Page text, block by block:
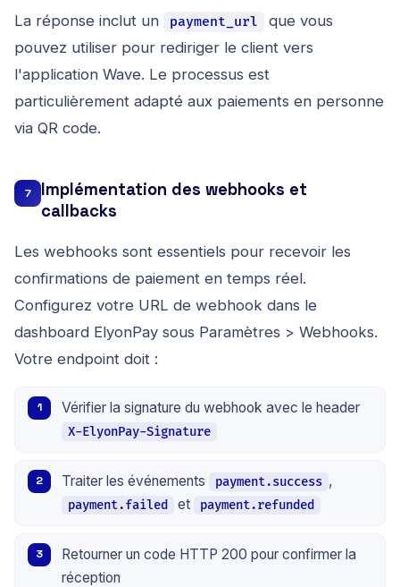
La réponse inclut un payment_url
que vous
pouvez utiliser pour rediriger le client vers
l'application Wave. Le processus est
particulièrement adapté aux paiements en personne
via QR code.
7
Implémentation des webhooks et
callbacks
Les webhooks sont essentiels pour recevoir les
confirmations de paiement en temps réel.
Configurez votre URL de webhook dans le
dashboard ElyonPay sous Paramètres > Webhooks.
Votre endpoint doit :
Vérifier la signature du webhook avec le header
X-ElyonPay-Signature
Traiter les événements payment.success ,
payment.failed et payment.refunded
Retourner un code HTTP 200 pour confirmer la
réception